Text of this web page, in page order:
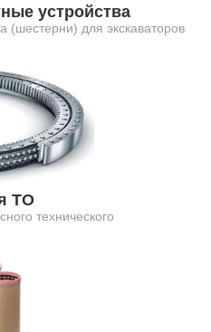
устройства
(шестерни) для экскаваторов
ТО
технического